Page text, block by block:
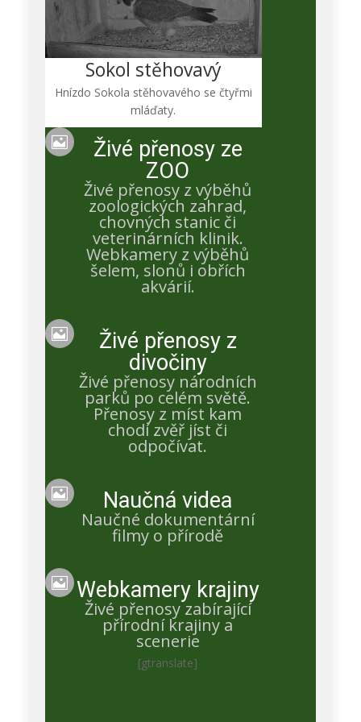
14:44:24 E12 trénuje křídla. 15:38:08 Harrietka krmí
E12, E13 si protahuje křídla. 15:40 krmení obou
orlíčků
Member
Jaroslava Krejčová
Admin
Petra Chlumecka
14:03:55 Harrietka přináší rybu, s Éčkama to ani
Jaroslava Krejčová
je 13,15 ze zajíce nic nezbylo a tak mamča letěla
pro další nákup
Admin
Petra Chlumecka
9:42 M byl na „nákupu“ přinesl pěknou flákotu
vepřového masa 😀
Sokol stěhovavý
Hnízdo Sokola stěhovavého se čtyřmi
mláďaty.

Živé přenosy ze
ZOO
Živé přenosy z výběhů
zoologických zahrad,
chovných stanic či
veterinárních klinik.
Webkamery z výběhů
šelem, slonů i obřích
akvárií.

Živé přenosy z
divočiny
Živé přenosy národních
parků po celém světě.
Přenosy z míst kam
chodí zvěř jíst či
odpočívat.
 Naučná videa
Naučné dokumentární
filmy o přírodě
 Webkamery krajiny
Živé přenosy zabírající
přírodní krajiny a
scenerie
[gtranslate]